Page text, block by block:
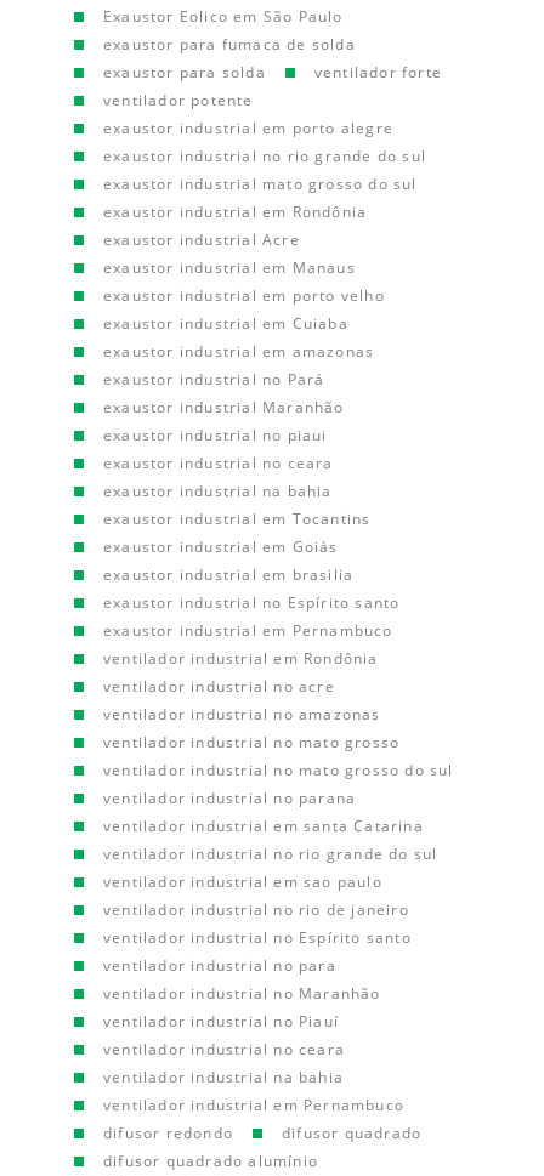
Exaustor Eolico em São Paulo
exaustor para fumaca de solda
exaustor para solda
ventilador forte
ventilador potente
exaustor industrial em porto alegre
exaustor industrial no rio grande do sul
exaustor industrial mato grosso do sul
exaustor industrial em Rondônia
exaustor industrial Acre
exaustor industrial em Manaus
exaustor industrial em porto velho
exaustor industrial em Cuiaba
exaustor industrial em amazonas
exaustor industrial no Pará
exaustor industrial Maranhão
exaustor industrial no piaui
exaustor industrial no ceara
exaustor industrial na bahia
exaustor industrial em Tocantins
exaustor industrial em Goiás
exaustor industrial em brasilia
exaustor industrial no Espírito santo
exaustor industrial em Pernambuco
ventilador industrial em Rondônia
ventilador industrial no acre
ventilador industrial no amazonas
ventilador industrial no mato grosso
ventilador industrial no mato grosso do sul
ventilador industrial no parana
ventilador industrial em santa Catarina
ventilador industrial no rio grande do sul
ventilador industrial em sao paulo
ventilador industrial no rio de janeiro
ventilador industrial no Espírito santo
ventilador industrial no para
ventilador industrial no Maranhão
ventilador industrial no Piauí
ventilador industrial no ceara
ventilador industrial na bahia
ventilador industrial em Pernambuco
difusor redondo
difusor quadrado
difusor quadrado alumínio